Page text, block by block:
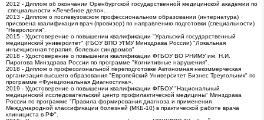
2012 - Диплом об окончании Оренбургской государственной медицинской академии по
специальности «Лечебное дело».
2013 - Диплом о послевузовском профессиональном образовании (интернатура)
присвоена квалификация врач (провизор) по направлению подготовки (специальности)
"Неврология".
2015 - Удостоверение о повышении квалификации "Уральский государственный
медицинский университет" (ГБОУ ВПО УГМУ Минздрава России) "Локальная
инъекционная терапия. болевых синдромов"
2018 - Удостоверение о повышении квалификации ФГБОУ ВО РНИМУ им. Н.И.
Пирогова Минздрава России по программе "Когнитивные нарушения".
2018 - Диплом о профессиональной переподготовке Автономная некоммерческая
организация высшего образования "Европейский Университет Бизнес Треугольник" по
программе «Функциональная Диагностика».
2019 - Удостоверение о повышении квалификации ФГБОУ "Национальный
медицинский исследовательский центр профилактической медицины" Минздрава
России по программе "Правила формирования диагноза и применения
Международной классификации болезней (МКБ-10) в практической работе врача
клинициста в РФ".